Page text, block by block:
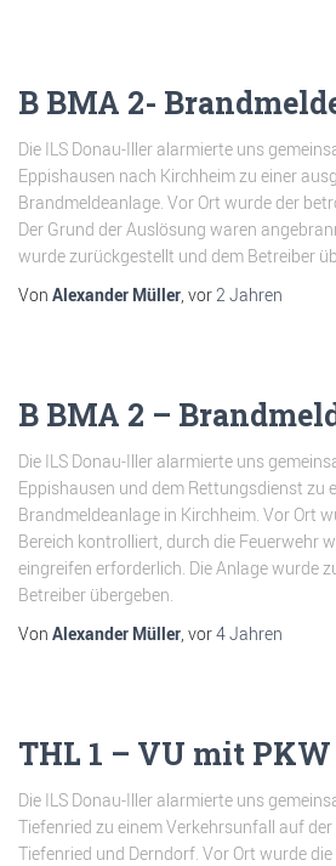
B BMA 2-
Die ILS Donau-Iller alarmierte uns
Eppishausen nach Kirchheim zu einer
Brandmeldeanlage. Vor Ort wurde der
Der Grund der Auslösung waren
wurde zurückgestellt und dem Betreiber
Von Alexander Müller, vor2 Jahren
B BMA 2 –
Die ILS Donau-Iller alarmierte uns
Eppishausen und dem Rettungsdienst zu
Brandmeldeanlage in Kirchheim. Vor Ort
Bereich kontrolliert, durch die Feuerwehr
eingreifen erforderlich. Die Anlage wurde
Betreiber übergeben.
Von Alexander Müller, vor4 Jahren
THL 1 – VU mit PKW
Die ILS Donau-Iller alarmierte uns
Tiefenried zu einem Verkehrsunfall auf
Tiefenried und Derndorf. Vor Ort wurde